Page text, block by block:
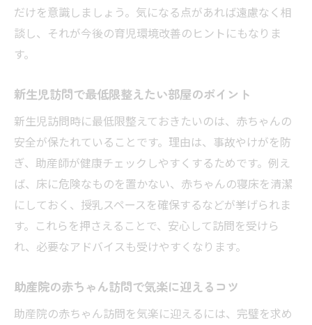
だけを意識しましょう。気になる点があれば遠慮なく相
談し、それが今後の育児環境改善のヒントにもなりま
す。
新生児訪問で最低限整えたい部屋のポイント
新生児訪問時に最低限整えておきたいのは、赤ちゃんの
安全が保たれていることです。理由は、事故やけがを防
ぎ、助産師が健康チェックしやすくするためです。例え
ば、床に危険なものを置かない、赤ちゃんの寝床を清潔
にしておく、授乳スペースを確保するなどが挙げられま
す。これらを押さえることで、安心して訪問を受けら
れ、必要なアドバイスも受けやすくなります。
助産院の赤ちゃん訪問で気楽に迎えるコツ
助産院の赤ちゃん訪問を気楽に迎えるには、完璧を求め